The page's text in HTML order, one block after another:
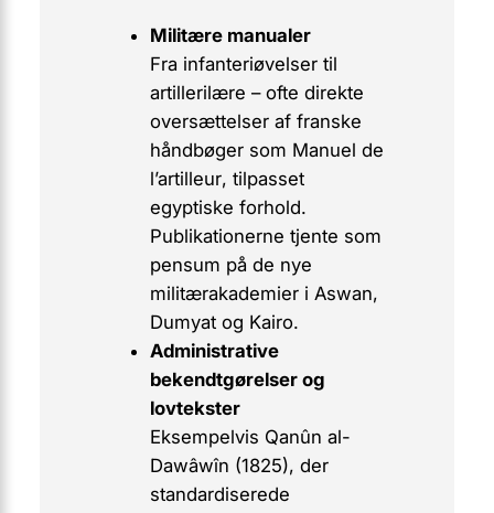
Militære manualer
Fra infanteriøvelser til
artillerilære – ofte direkte
oversættelser af franske
håndbøger som Manuel de
l’artilleur, tilpasset
egyptiske forhold.
Publikationerne tjente som
pensum på de nye
militærakademier i Aswan,
Dumyat og Kairo.
Administrative
bekendtgørelser og
lovtekster
Eksempelvis Qanûn al-
Dawâwîn (1825), der
standardiserede